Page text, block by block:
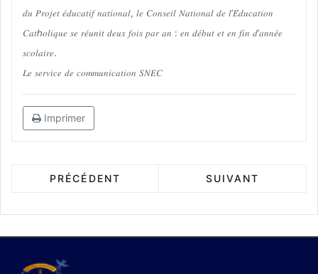
𝑑𝑢 𝑃𝑟𝑜𝑗𝑒𝑡 𝑒́𝑑𝑢𝑐𝑎𝑡𝑖𝑓 𝑛𝑎𝑡𝑖𝑜𝑛𝑎𝑙, 𝑙𝑒 𝐶𝑜𝑛𝑠𝑒𝑖𝑙 𝑁𝑎𝑡𝑖𝑜𝑛𝑎𝑙 𝑑𝑒 𝑙’𝐸́𝑑𝑢𝑐𝑎𝑡𝑖𝑜𝑛
𝐶𝑎𝑡ℎ𝑜𝑙𝑖𝑞𝑢𝑒 𝑠𝑒 𝑟𝑒́𝑢𝑛𝑖𝑡 𝑑𝑒𝑢𝑥 𝑓𝑜𝑖𝑠 𝑝𝑎𝑟 𝑎𝑛 : 𝑒𝑛 𝑑𝑒́𝑏𝑢𝑡 𝑒𝑡 𝑒𝑛 𝑓𝑖𝑛 𝑑’𝑎𝑛𝑛𝑒́𝑒
𝑠𝑐𝑜𝑙𝑎𝑖𝑟𝑒.
𝐿𝑒 𝑠𝑒𝑟𝑣𝑖𝑐𝑒 𝑑𝑒 𝑐𝑜𝑚𝑚𝑢𝑛𝑖𝑐𝑎𝑡𝑖𝑜𝑛 𝑆𝑁𝐸𝐶
Imprimer
PRÉCÉDENT SUIVANT